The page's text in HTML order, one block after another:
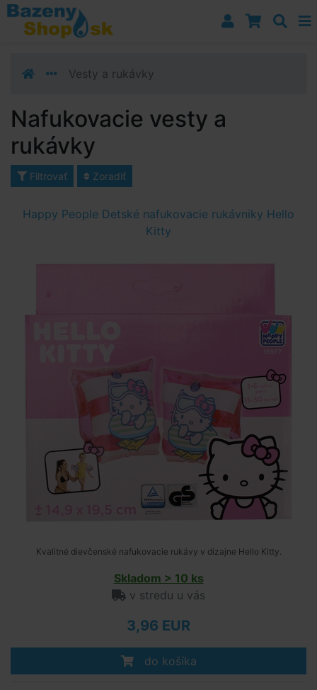
Prejsť k navigácii
Prejsť na obsah
Prejsť k bočnému stĺpci
Vesty a rukávky
Nafukovacie vesty a
rukávky
Filtrovať Zoradiť
Happy People Detské nafukovacie rukávniky Hello
Kitty
Kvalitné dievčenské nafukovacie rukávy v dizajne Hello Kitty.
Skladom > 10 ks
v stredu u vás
3,96 EUR
do košíka